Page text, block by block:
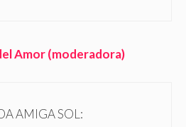
Amor (moderadora)
AMIGA SOL: